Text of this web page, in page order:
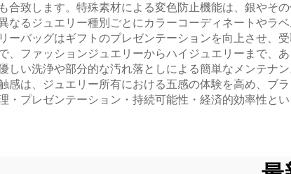
合致します。特殊素材による変色防止機能は、銀やそ
なるジュエリー種別ごとにカラーコーディネートやラ
ーバッグはギフトのプレゼンテーションを向上させ、
、ファッションジュエリーからハイジュエリーまで、
しい洗浄や部分的な汚れ落としによる簡単なメンテナ
感は、ジュエリー所有における五感の体験を高め、ブ
・プレゼンテーション・持続可能性・経済的効率性と